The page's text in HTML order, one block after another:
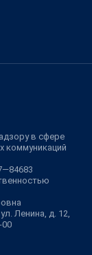
в сфере
коммуникаций
Ленина, д. 12,
00